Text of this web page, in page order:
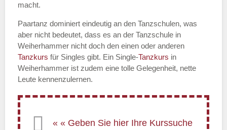
macht.
Paartanz dominiert eindeutig an den Tanzschulen, was
aber nicht bedeutet, dass es an der Tanzschule in
Weiherhammer nicht doch den einen oder anderen
Tanzkurs für Singles gibt. Ein Single-Tanzkurs in
Weiherhammer ist zudem eine tolle Gelegenheit, nette
Leute kennenzulernen.